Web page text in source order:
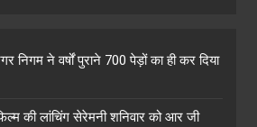
निगम ने वर्षों पुराने 700 पेड़ों का ही कर दिया
की लांचिंग सेरेमनी शनिवार को आर जी